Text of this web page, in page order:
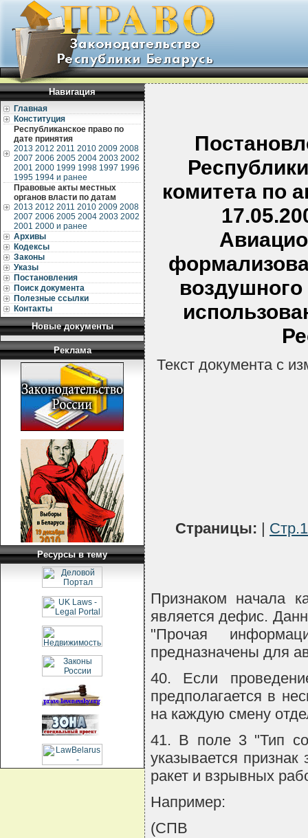
Навигация
Главная
Конституция
Республиканское право по
дате принятия
2013 2012 2011 2010 2009 2008
2007 2006 2005 2004 2003 2002
2001 2000 1999 1998 1997 1996
1995 1994 и ранее
Правовые акты местных
органов власти по датам
2013 2012 2011 2010 2009 2008
2007 2006 2005 2004 2003 2002
2001 2000 и ранее
Архивы
Кодексы
Законы
Указы
Постановления
Поиск документа
Полезные ссылки
Контакты
Новые документы
Реклама
Ресурсы в тему
комитета по
Текст документа с
Страницы: | Стр.1
Признаком начала
является дефис.
"Прочая
предназначены для
40. Если
предполагается в
на каждую смену
41. В поле 3 "Тип
указывается
ракет и взрывных
Например:
(СПВ